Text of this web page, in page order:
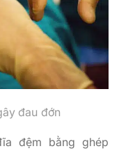
đau đớn
đệm bằng ghép